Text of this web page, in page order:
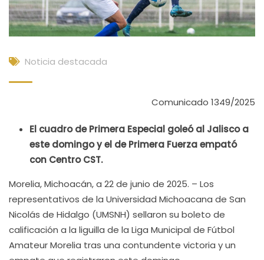
Noticia destacada
Comunicado 1349/2025
El cuadro de Primera Especial goleó al Jalisco a
este domingo y el de Primera Fuerza empató
con Centro CST.
Morelia, Michoacán, a 22 de junio de 2025. – Los
representativos de la Universidad Michoacana de San
Nicolás de Hidalgo (UMSNH) sellaron su boleto de
calificación a la liguilla de la Liga Municipal de Fútbol
Amateur Morelia tras una contundente victoria y un